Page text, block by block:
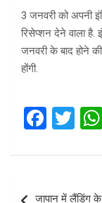
3 जनवरी को अपनी
रिसेप्शन देने वाला है.
जनवरी के बाद होने
होंगी.
F
ce
T
tt
er
जापान में लैंडिंग